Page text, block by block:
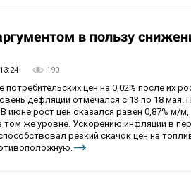
в пользу
190
цен на 0,02% после их
дефляции отмечался с 13 по 18 мая.
июне рост цен оказался равен 0,87% м/м,
том же уровне. Ускорению инфляции в
резкий скачок цен на